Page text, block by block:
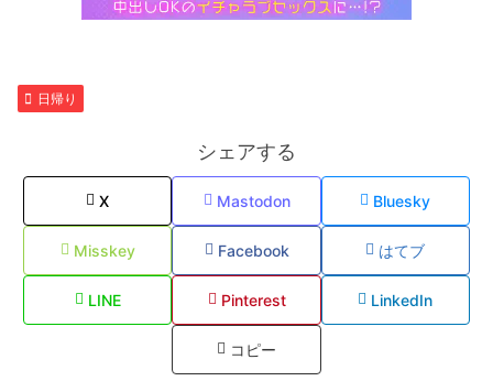
日帰り
シェアする
X Mastodon Bluesky
Misskey Facebook はてブ
LINE Pinterest LinkedIn
コピー